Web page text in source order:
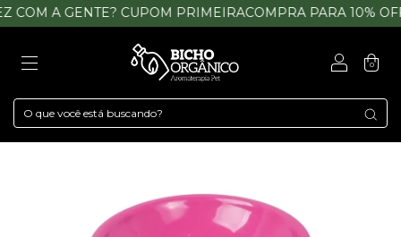
A GENTE? CUPOM PRIMEIRACOMPRA PARA 10% OFF
0